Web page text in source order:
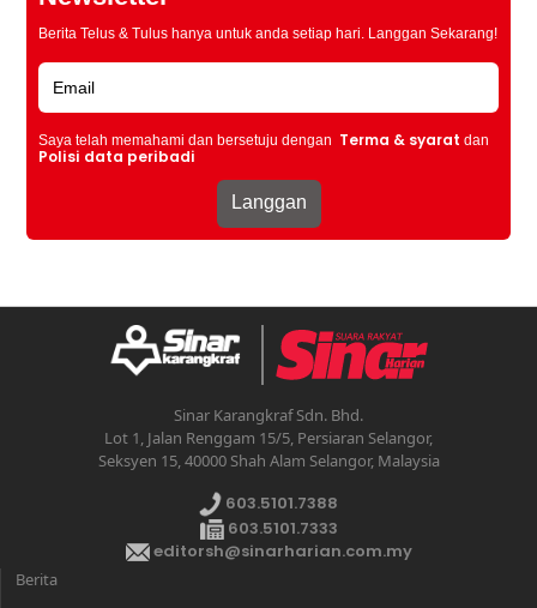
Berita Telus & Tulus hanya untuk anda setiap hari. Langgan Sekarang!
Saya telah memahami dan bersetuju dengan Terma & syarat dan
Polisi data peribadi
Sinar Karangkraf Sdn. Bhd.
Lot 1, Jalan Renggam 15/5, Persiaran Selangor,
Seksyen 15, 40000 Shah Alam Selangor, Malaysia
603.5101.7388
603.5101.7333
editorsh@sinarharian.com.my
Berita